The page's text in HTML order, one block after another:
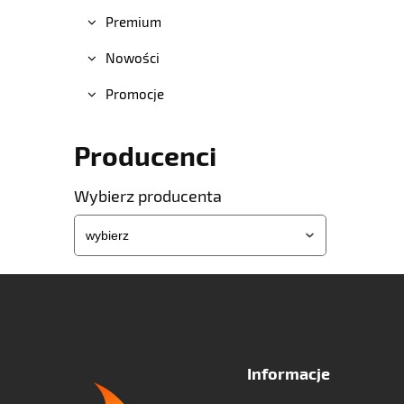
Premium
Nowości
Promocje
Producenci
Wybierz producenta
Informacje